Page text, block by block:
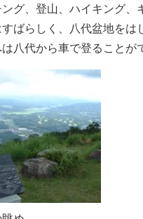
グ、登山、ハイキング
ばらしく、八代盆地をは
八代から車で登ることが